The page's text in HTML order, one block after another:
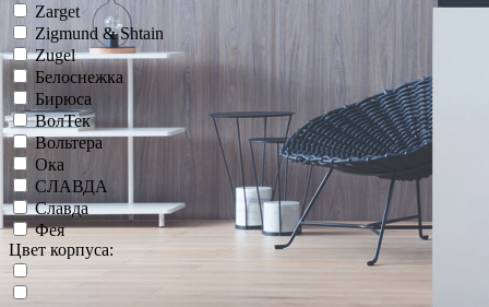
Zarget
Zigmund & Shtain
Zugel
Белоснежка
Бирюса
ВолТек
Вольтера
Ока
СЛАВДА
Славда
Фея
Цвет корпуса: